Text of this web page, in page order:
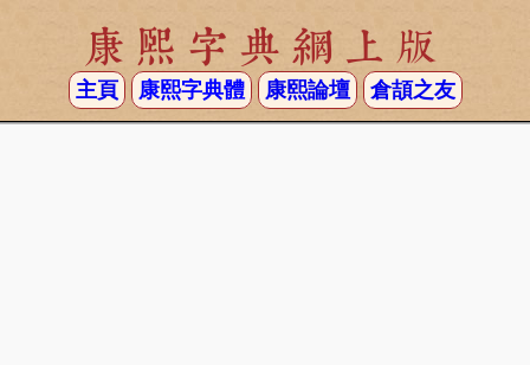
康熙字典網上版
主頁 康熙字典體 康熙論壇 倉頡之友